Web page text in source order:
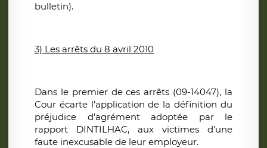
bulletin).
3) Les arrêts du 8 avril 2010
Dans le premier de ces arrêts (09-14047), la
Cour écarte l’application de la définition du
préjudice d’agrément adoptée par le
rapport DINTILHAC, aux victimes d’une
faute inexcusable de leur employeur.